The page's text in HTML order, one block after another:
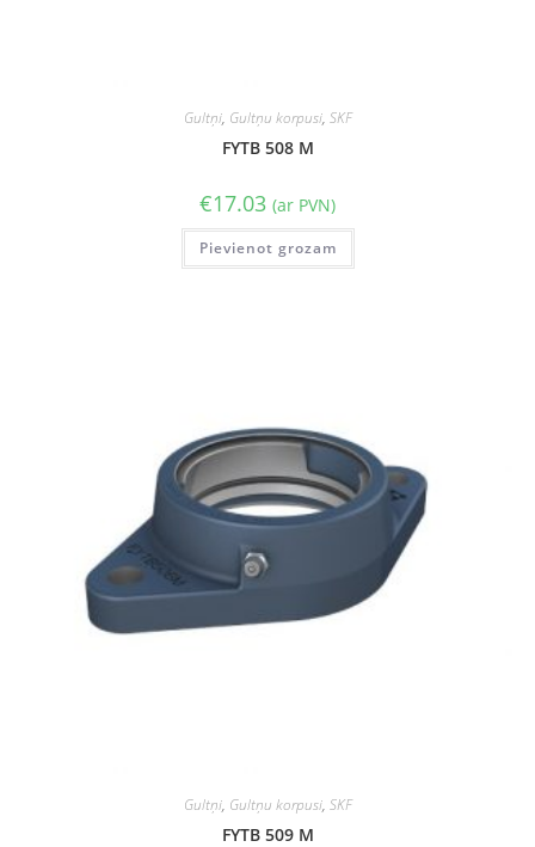
Gultņi, Gultņu korpusi, SKF
FYTB 508 M
€17.03 (ar PVN)
Pievienot grozam
Gultņi, Gultņu korpusi, SKF
FYTB 509 M